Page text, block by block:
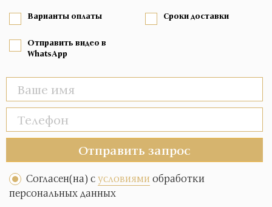
Варианты оплаты Сроки доставки
Отправить видео в
WhatsApp
Отправить запрос
Согласен(на) сусловиямиобработки
персональных данных